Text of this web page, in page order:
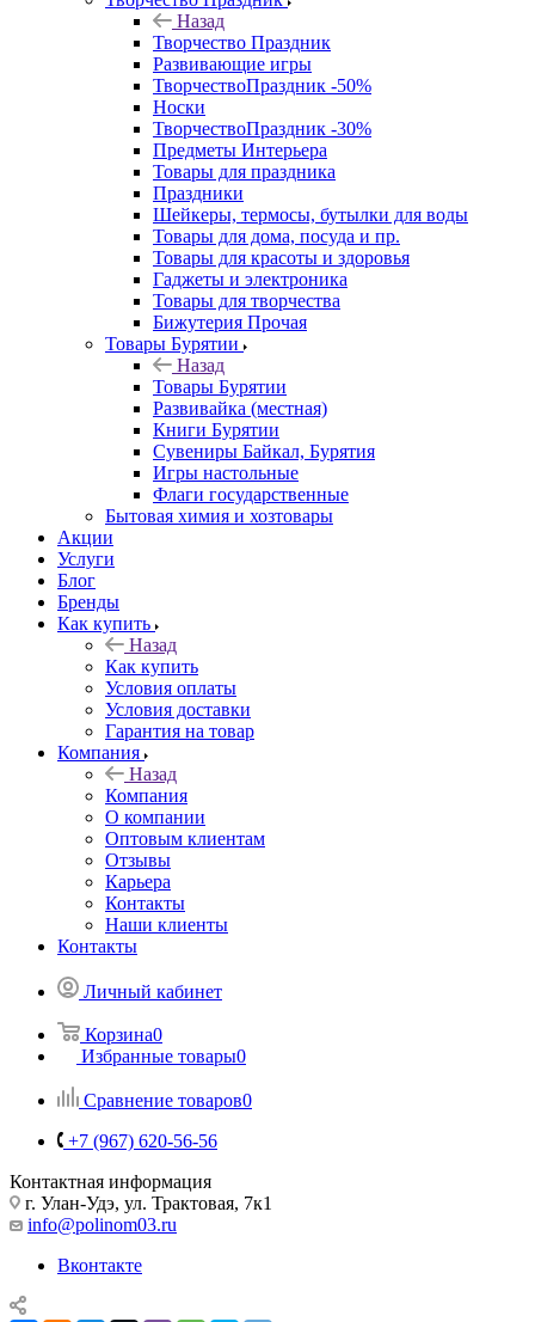
Назад
Творчество Праздник
Развивающие игры
ТворчествоПраздник -50%
Носки
ТворчествоПраздник -30%
Предметы Интерьера
Товары для праздника
Праздники
Шейкеры, термосы, бутылки для воды
Товары для дома, посуда и пр.
Товары для красоты и здоровья
Гаджеты и электроника
Товары для творчества
Бижутерия Прочая
Товары Бурятии
Назад
Товары Бурятии
Развивайка (местная)
Книги Бурятии
Сувениры Байкал, Бурятия
Игры настольные
Флаги государственные
Бытовая химия и хозтовары
Акции
Услуги
Блог
Бренды
Как купить
Назад
Как купить
Условия оплаты
Условия доставки
Гарантия на товар
Компания
Назад
Компания
О компании
Оптовым клиентам
Отзывы
Карьера
Контакты
Наши клиенты
Контакты
Личный кабинет
Корзина0
Избранные товары0
Сравнение товаров0
+7 (967) 620-56-56
Контактная информация
г. Улан-Удэ, ул. Трактовая, 7к1
info@polinom03.ru
Вконтакте